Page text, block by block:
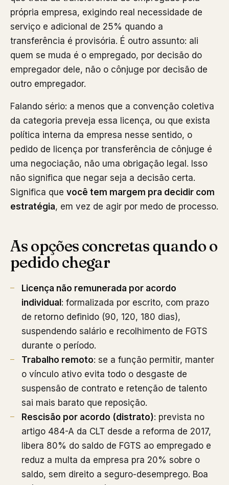
própria empresa, exigindo real necessidade de
serviço e adicional de 25% quando a
transferência é provisória. É outro assunto: ali
quem se muda é o empregado, por decisão do
empregador dele, não o cônjuge por decisão de
outro empregador.
Falando sério: a menos que a convenção coletiva
da categoria preveja essa licença, ou que exista
política interna da empresa nesse sentido, o
pedido de licença por transferência de cônjuge é
uma negociação, não uma obrigação legal. Isso
não significa que negar seja a decisão certa.
Significa que você tem margem pra decidir com
estratégia, em vez de agir por medo de processo.
As opções concretas quando o
pedido chegar
Licença não remunerada por acordo
individual: formalizada por escrito, com prazo
de retorno definido (90, 120, 180 dias),
suspendendo salário e recolhimento de FGTS
durante o período.
Trabalho remoto: se a função permitir, manter
o vínculo ativo evita todo o desgaste de
suspensão de contrato e retenção de talento
sai mais barato que reposição.
Rescisão por acordo (distrato): prevista no
artigo 484-A da CLT desde a reforma de 2017,
libera 80% do saldo de FGTS ao empregado e
reduz a multa da empresa pra 20% sobre o
saldo, sem direito a seguro-desemprego. Boa